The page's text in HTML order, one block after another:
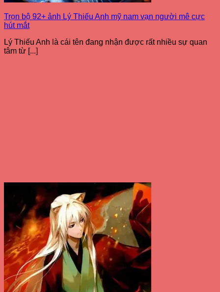
Trọn bộ 92+ ảnh Lý Thiếu Anh mỹ nam vạn người mê cực
hút mắt
Lý Thiếu Anh là cái tên đang nhận được rất nhiều sự quan
tâm từ [...]